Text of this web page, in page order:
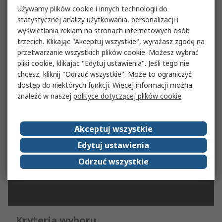
Dowiedz się więcej
Używamy plików cookie i innych technologii do
statystycznej analizy użytkowania, personalizacji i
wyświetlania reklam na stronach internetowych osób
trzecich. Klikając "Akceptuj wszystkie", wyrażasz zgodę na
przetwarzanie wszystkich plików cookie. Możesz wybrać
pliki cookie, klikając "Edytuj ustawienia". Jeśli tego nie
chcesz, kliknij "Odrzuć wszystkie". Może to ograniczyć
dostęp do niektórych funkcji. Więcej informacji można
znaleźć w naszej polityce dotyczącej plików cookie.
Akceptuj wszystkie
Edytuj ustawienia
Odrzuć wszystkie